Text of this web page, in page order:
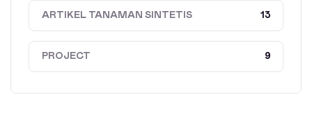
ARTIKEL TANAMAN SINTETIS 13
PROJECT 9